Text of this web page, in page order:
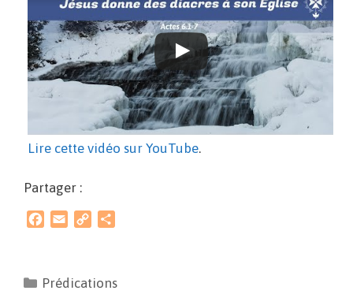
Lire cette vidéo sur YouTube.
Partager :
b
l
L
a
Prédications